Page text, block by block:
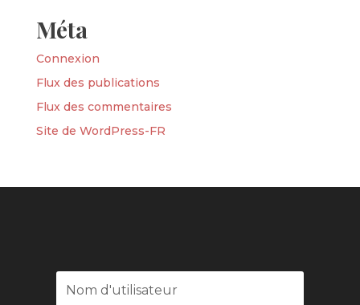
Méta
Connexion
Flux des publications
Flux des commentaires
Site de WordPress-FR